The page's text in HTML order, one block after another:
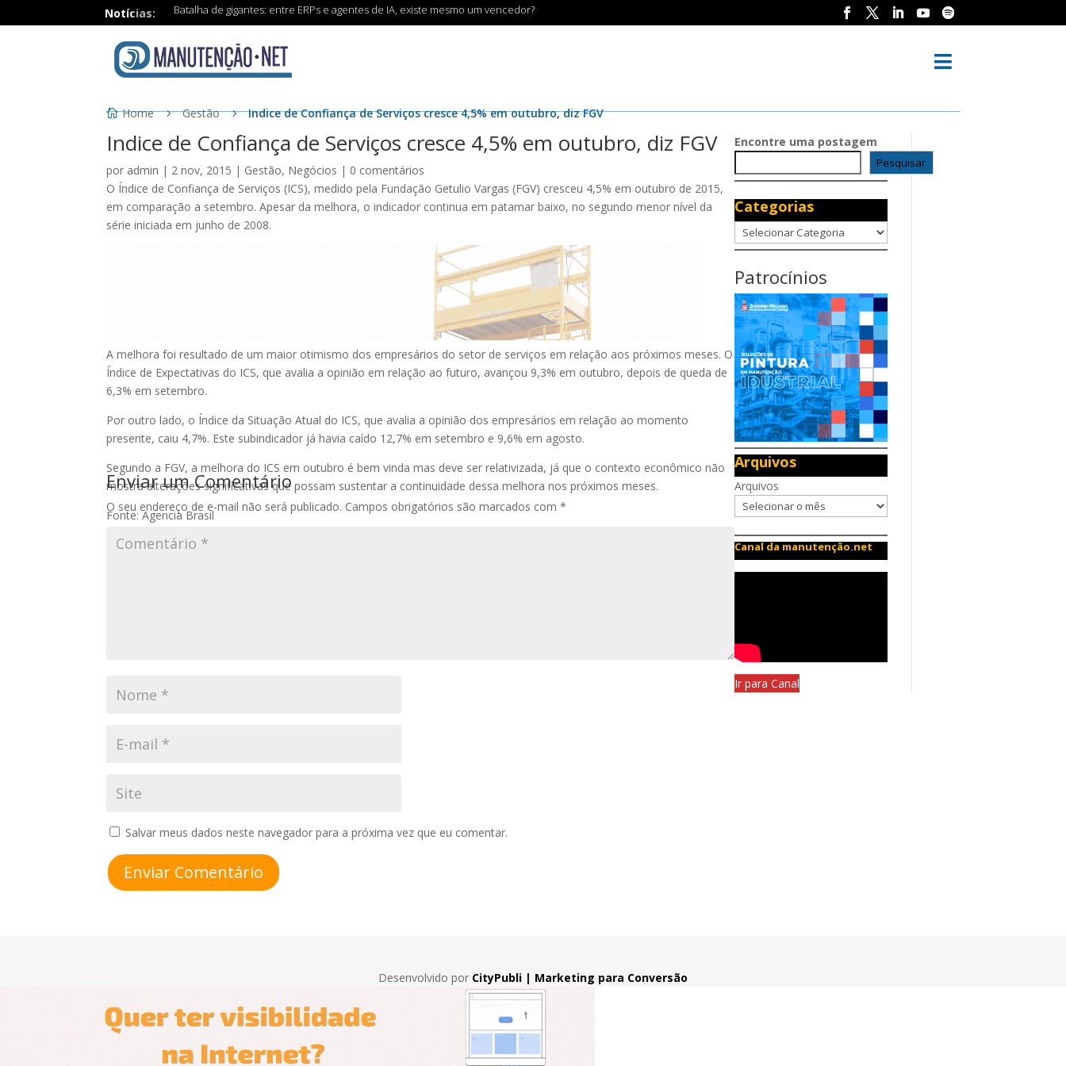
Notícias: Batalha de gigantes: entre ERPs e agentes de IA, existe mesmo um vencedor?

Home Gestão Indice de Confiança de Serviços cresce 4,5% em outubro, diz FGV
Indice de Confiança de Serviços cresce 4,5% em outubro, diz FGV
por admin | 2 nov, 2015 | Gestão, Negócios | 0 comentários
O Índice de Confiança de Serviços (ICS), medido pela Fundação Getulio Vargas (FGV) cresceu 4,5% em outubro de 2015,
em comparação a setembro. Apesar da melhora, o indicador continua em patamar baixo, no segundo menor nível da
série iniciada em junho de 2008.
A melhora foi resultado de um maior otimismo dos empresários do setor de serviços em relação aos próximos meses. O
Índice de Expectativas do ICS, que avalia a opinião em relação ao futuro, avançou 9,3% em outubro, depois de queda de
6,3% em setembro.
Por outro lado, o Índice da Situação Atual do ICS, que avalia a opinião dos empresários em relação ao momento
presente, caiu 4,7%. Este subindicador já havia caído 12,7% em setembro e 9,6% em agosto.
Segundo a FGV, a melhora do ICS em outubro é bem vinda mas deve ser relativizada, já que o contexto econômico não
mostra alterações significativas que possam sustentar a continuidade dessa melhora nos próximos meses.
Fonte: Agencia Brasil
Enviar um Comentário
O seu endereço de e-mail não será publicado. Campos obrigatórios são marcados com*
Salvar meus dados neste navegador para a próxima vez que eu comentar.
Enviar Comentário
Encontre uma postagem
Pesquisar
Categorias
Categorias
Patrocínios
Arquivos
Arquivos
Canal da manutenção.net
Ir para Canal
Desenvolvido por CityPubli | Marketing para Conversão